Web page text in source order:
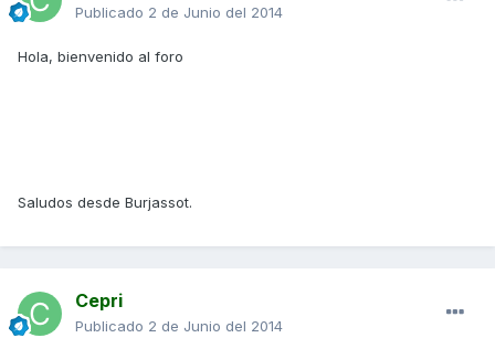
Publicado 2 de Junio del 2014
Hola, bienvenido al foro
Saludos desde Burjassot.
Cepri
Publicado 2 de Junio del 2014